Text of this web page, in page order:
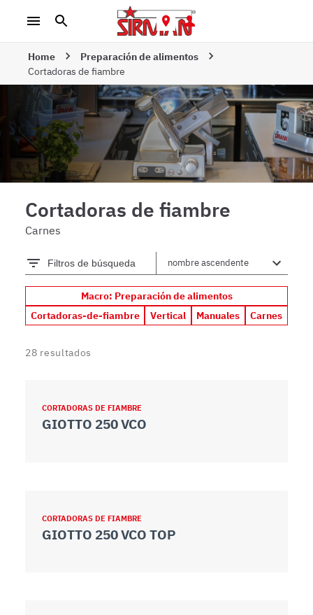
Home
Preparación de alimentos
Cortadoras de fiambre
Cortadoras de fiambre
Carnes
Filtros de búsqueda
Macro: Preparación de alimentos
Cortadoras-de-fiambre
Vertical Manuales Carnes
28 resultados
CORTADORAS DE FIAMBRE
GIOTTO 250 VCO
CORTADORAS DE FIAMBRE
GIOTTO 250 VCO TOP